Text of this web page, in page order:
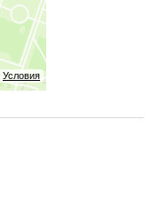
Условия